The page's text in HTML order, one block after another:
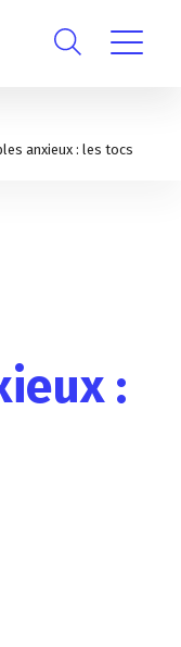
anxieux : les tocs
: